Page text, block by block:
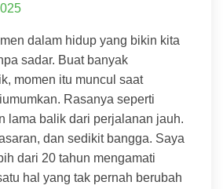
dalam hidup yang bikin kita
sadar. Buat banyak
momen itu muncul saat
Rasanya seperti
lama balik dari perjalanan jauh.
dan sedikit bangga. Saya
dari 20 tahun mengamati
hal yang tak pernah berubah